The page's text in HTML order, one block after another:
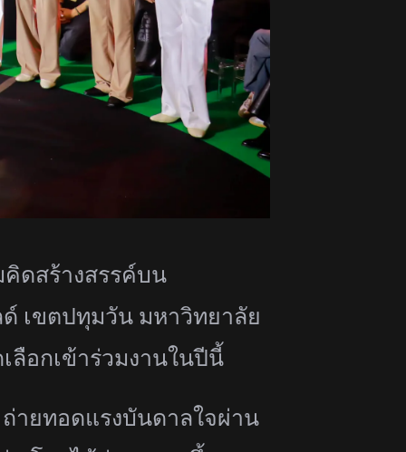
ดสร้างสรรค์บน
เขตปทุมวัน มหาวิทยาลัย
ลือกเข้าร่วมงานในปีนี้
ถ่ายทอดแรงบันดาลใจผ่าน